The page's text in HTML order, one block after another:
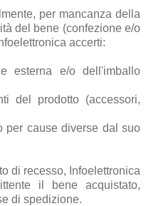
per mancanza della
del bene (confezione e/o
accerti:
esterna e/o dell'imballo
del prodotto (accessori,
per cause diverse dal suo
di recesso, Infoelettronica
il bene acquistato,
di spedizione.